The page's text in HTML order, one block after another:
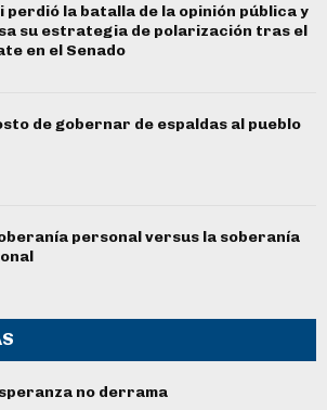
perdió la batalla de la opinión pública y
su estrategia de polarización tras el
en el Senado
de gobernar de espaldas al pueblo
personal versus la soberanía
no derrama